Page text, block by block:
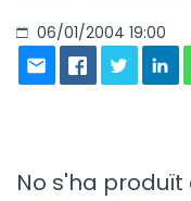
06/01/2004 19:00
No s'ha